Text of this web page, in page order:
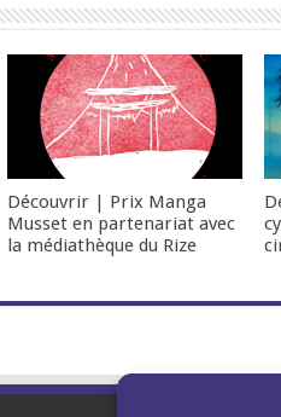
Découvrir | Prix Manga
Musset en partenariat avec
la médiathèque du Rize